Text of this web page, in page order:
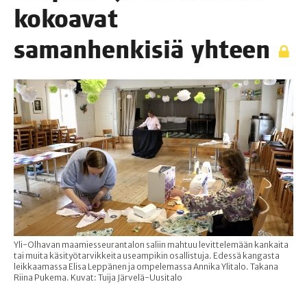
kokoa­vat
saman­hen­ki­siä yhteen
Yli-Olhavan maamiesseurantalon saliin mahtuu levittelemään kankaita
tai muita käsityötarvikkeita useampikin osallistuja. Edessä kangasta
leikkaamassa Elisa Leppänen ja ompelemassa Annika Ylitalo. Takana
Riina Pukema. Kuvat: Tuija Järvelä-Uusitalo